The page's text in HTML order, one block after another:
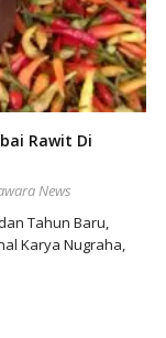
Rawit Di
News
dan Tahun Baru,
Karya Nugraha,